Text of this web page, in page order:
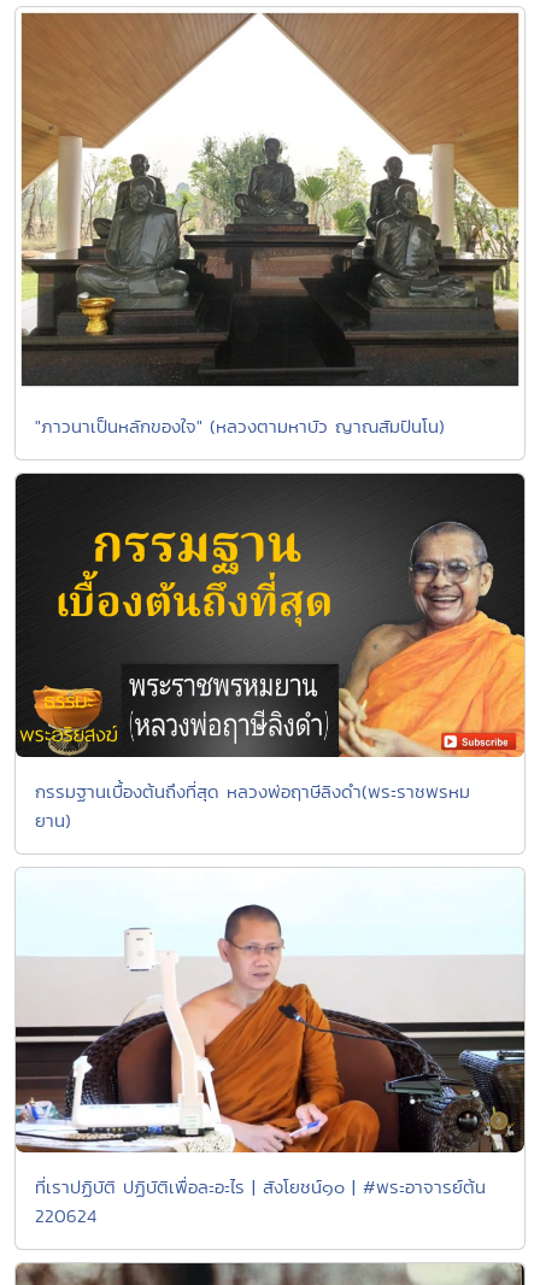
"ภาวนาเป็นหลักของใจ" (หลวงตามหาบัว ญาณสัมปันโน)
กรรมฐานเบื้องต้นถึงที่สุด หลวงพ่อฤาษีลิงดำ(พระราชพรหม
ยาน)
ที่เราปฏิบัติ ปฏิบัติเพื่อละอะไร | สังโยชน์๑๐ | #พระอาจารย์ต้น
220624